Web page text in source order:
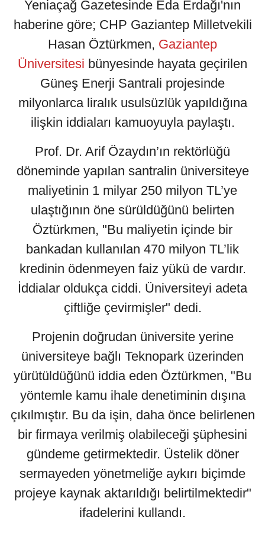
Yeniaçağ Gazetesinde Eda Erdağı'nın
haberine göre; CHP Gaziantep Milletvekili
Hasan Öztürkmen, Gaziantep
Üniversitesi bünyesinde hayata geçirilen
Güneş Enerji Santrali projesinde
milyonlarca liralık usulsüzlük yapıldığına
ilişkin iddiaları kamuoyuyla paylaştı.
Prof. Dr. Arif Özaydın’ın rektörlüğü
döneminde yapılan santralin üniversiteye
maliyetinin 1 milyar 250 milyon TL’ye
ulaştığının öne sürüldüğünü belirten
Öztürkmen, "Bu maliyetin içinde bir
bankadan kullanılan 470 milyon TL’lik
kredinin ödenmeyen faiz yükü de vardır.
İddialar oldukça ciddi. Üniversiteyi adeta
çiftliğe çevirmişler" dedi.
Projenin doğrudan üniversite yerine
üniversiteye bağlı Teknopark üzerinden
yürütüldüğünü iddia eden Öztürkmen, "Bu
yöntemle kamu ihale denetiminin dışına
çıkılmıştır. Bu da işin, daha önce belirlenen
bir firmaya verilmiş olabileceği şüphesini
gündeme getirmektedir. Üstelik döner
sermayeden yönetmeliğe aykırı biçimde
projeye kaynak aktarıldığı belirtilmektedir"
ifadelerini kullandı.